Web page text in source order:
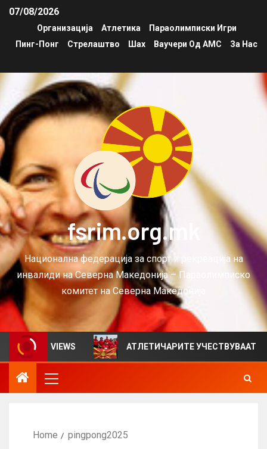
07/08/2026
Организација Атлетика
Параолимписки Игри
Пинг-Понг
Стрелаштво Шах Ваучери Од АМС За Нас
fsrim.org.mk
Национална федерација за спорт и рекреација на
инвалиди на Северна Македонија – Параолимписко
комитет на Северна Македонија
за VIEWS АТЛЕТИЧАРИТЕ УЧЕСТВУВААТ НА
Home pingpong2025